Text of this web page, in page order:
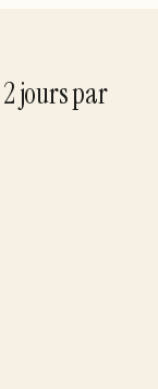
2jourspar